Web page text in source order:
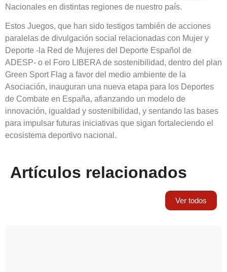
Nacionales en distintas regiones de nuestro país.
Estos Juegos, que han sido testigos también de acciones
paralelas de divulgación social relacionadas con Mujer y
Deporte -la Red de Mujeres del Deporte Español de
ADESP- o el Foro LIBERA de sostenibilidad, dentro del plan
Green Sport Flag a favor del medio ambiente de la
Asociación, inauguran una nueva etapa para los Deportes
de Combate en España, afianzando un modelo de
innovación, igualdad y sostenibilidad, y sentando las bases
para impulsar futuras iniciativas que sigan fortaleciendo el
ecosistema deportivo nacional.
Artículos relacionados
Ver todos